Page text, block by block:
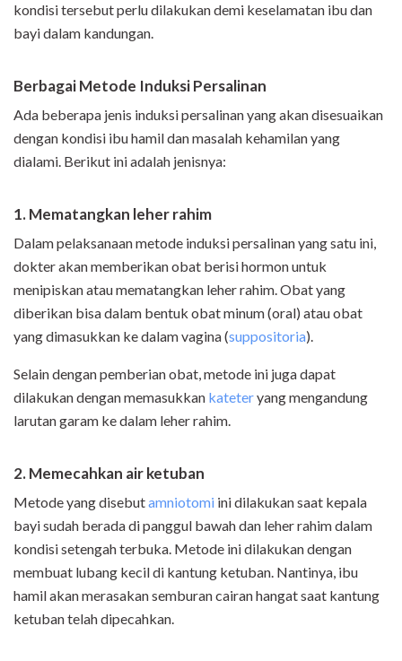
kondisi tersebut perlu dilakukan demi keselamatan ibu dan
bayi dalam kandungan.
Berbagai Metode Induksi Persalinan
Ada beberapa jenis induksi persalinan yang akan disesuaikan
dengan kondisi ibu hamil dan masalah kehamilan yang
dialami. Berikut ini adalah jenisnya:
1. Mematangkan leher rahim
Dalam pelaksanaan metode induksi persalinan yang satu ini,
dokter akan memberikan obat berisi hormon untuk
menipiskan atau mematangkan leher rahim. Obat yang
diberikan bisa dalam bentuk obat minum (oral) atau obat
yang dimasukkan ke dalam vagina (suppositoria).
Selain dengan pemberian obat, metode ini juga dapat
dilakukan dengan memasukkan kateteryang mengandung
larutan garam ke dalam leher rahim.
2. Memecahkan air ketuban
Metode yang disebutamniotomi ini dilakukan saat kepala
bayi sudah berada di panggul bawah dan leher rahim dalam
kondisi setengah terbuka. Metode ini dilakukan dengan
membuat lubang kecil di kantung ketuban. Nantinya, ibu
hamil akan merasakan semburan cairan hangat saat kantung
ketuban telah dipecahkan.